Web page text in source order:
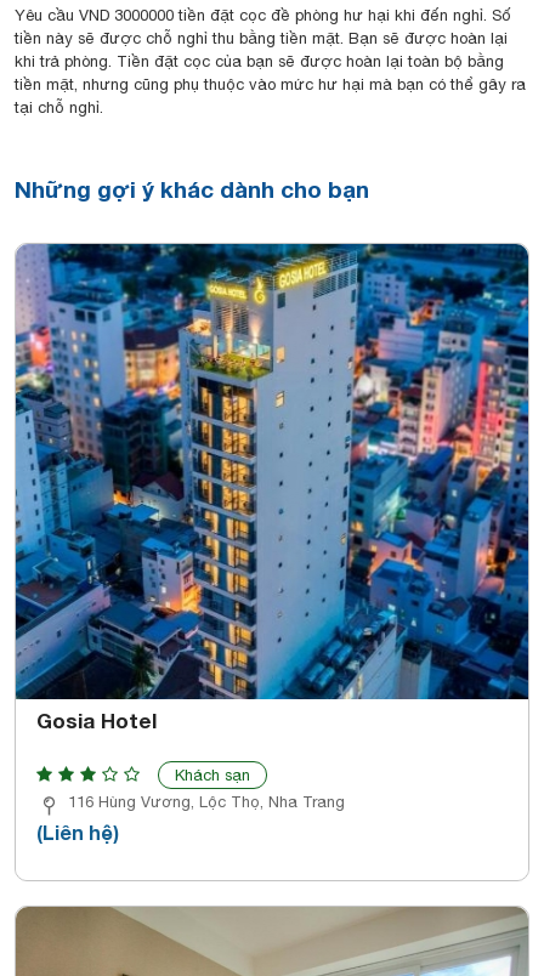
Yêu cầu VND 3000000 tiền đặt cọc đề phòng hư hại khi đến nghỉ. Số
tiền này sẽ được chỗ nghỉ thu bằng tiền mặt. Bạn sẽ được hoàn lại
khi trả phòng. Tiền đặt cọc của bạn sẽ được hoàn lại toàn bộ bằng
tiền mặt, nhưng cũng phụ thuộc vào mức hư hại mà bạn có thể gây ra
tại chỗ nghỉ.
Những gợi ý khác dành cho bạn
Gosia Hotel
Khách sạn
116 Hùng Vương, Lộc Thọ, Nha Trang
(Liên hệ)